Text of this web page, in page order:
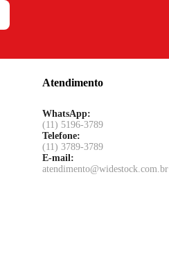
Atendimento
WhatsApp:
(11) 5196-3789
Telefone:
(11) 3789-3789
E-mail:
atendimento@widestock.com.br